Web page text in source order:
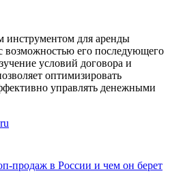
инструментом для аренды
возможностью его последующего
условий договора и
оптимизировать
управлять денежными
в России и чем он берет